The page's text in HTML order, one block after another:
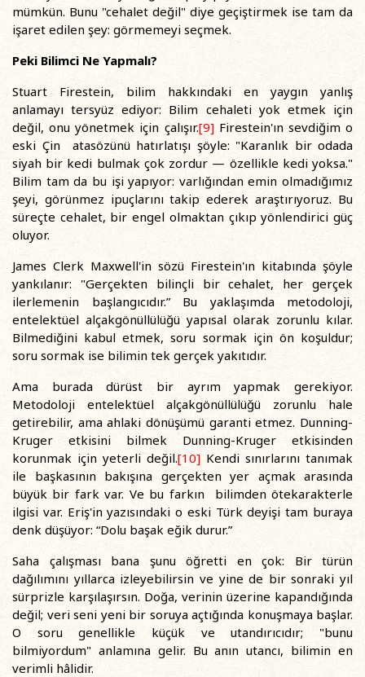
mümkün. Bunu "cehalet değil" diye geçiştirmek ise tam da
işaret edilen şey: görmemeyi seçmek.
Peki Bilimci Ne Yapmalı?
Stuart Firestein, bilim hakkındaki en yaygın yanlış
anlamayı tersyüz ediyor: Bilim cehaleti yok etmek için
değil, onu yönetmek için çalışır.[9]Firestein'ın sevdiğim o
eski Çin atasözünü hatırlatışı şöyle: "Karanlık bir odada
siyah bir kedi bulmak çok zordur — özellikle kedi yoksa."
Bilim tam da bu işi yapıyor: varlığından emin olmadığımız
şeyi, görünmez ipuçlarını takip ederek araştırıyoruz. Bu
süreçte cehalet, bir engel olmaktan çıkıp yönlendirici güç
oluyor.
James Clerk Maxwell'in sözü Firestein'ın kitabında şöyle
yankılanır: "Gerçekten bilinçli bir cehalet, her gerçek
ilerlemenin başlangıcıdır.” Bu yaklaşımda metodoloji,
entelektüel alçakgönüllülüğü yapısal olarak zorunlu kılar.
Bilmediğini kabul etmek, soru sormak için ön koşuldur;
soru sormak ise bilimin tek gerçek yakıtıdır.
Ama burada dürüst bir ayrım yapmak gerekiyor.
Metodoloji entelektüel alçakgönüllülüğü zorunlu hale
getirebilir, ama ahlaki dönüşümü garanti etmez. Dunning-
Kruger etkisini bilmek Dunning-Kruger etkisinden
korunmak için yeterli değil.[10] Kendi sınırlarını tanımak
ile başkasının bakışına gerçekten yer açmak arasında
büyük bir fark var. Ve bu farkın bilimden ötekarakterle
ilgisi var. Eriş'in yazısındaki o eski Türk deyişi tam buraya
denk düşüyor: “Dolu başak eğik durur.”
Saha çalışması bana şunu öğretti en çok: Bir türün
dağılımını yıllarca izleyebilirsin ve yine de bir sonraki yıl
sürprizle karşılaşırsın. Doğa, verinin üzerine kapandığında
değil; veri seni yeni bir soruya açtığında konuşmaya başlar.
O soru genellikle küçük ve utandırıcıdır; "bunu
bilmiyordum" anlamına gelir. Bu anın utancı, bilimin en
verimli hâlidir.